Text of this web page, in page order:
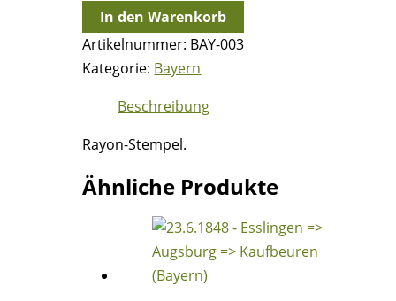
8.4.1820
-
Kemnath
Kirchenthumbach
Amberg
Menge
In den Warenkorb
Artikelnummer: BAY-003
Kategorie: Bayern
Beschreibung
Rayon-Stempel.
Ähnliche Produkte